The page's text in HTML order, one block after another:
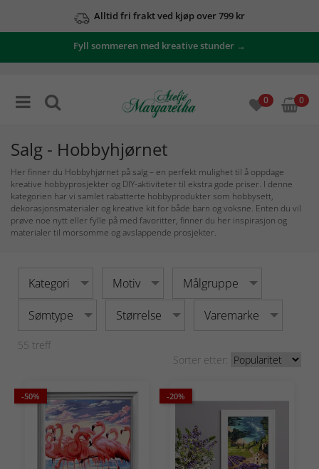
Fyll sommeren med kreative stunder →
0 0
Salg - Hobbyhjørnet
Her finner du Hobbyhjørnet på salg – en perfekt mulighet til å oppdage
kreative hobbyprosjekter og DIY-aktiviteter til ekstra gode priser. I denne
kategorien har vi samlet rabatterte hobbyprodukter som hobbysett,
dekorasjonsmaterialer og kreative kit for både barn og voksne. Enten du vil
prøve noe nytt eller fylle på med favoritter, finner du her inspirasjon og
materialer til morsomme og avslappende prosjekter.
Kategori Motiv Målgruppe
Sømtype Størrelse Varemarke
55 treff
Sorter etter:
-50% -20%